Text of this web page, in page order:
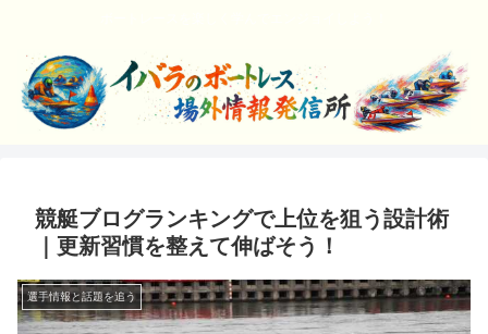
競艇ブログランキングで上位を狙う設計術
｜更新習慣を整えて伸ばそう！
選手情報と話題を追う